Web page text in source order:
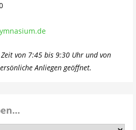
von 7:45 bis 9:30 Uhr und von
Anliegen geöffnet.